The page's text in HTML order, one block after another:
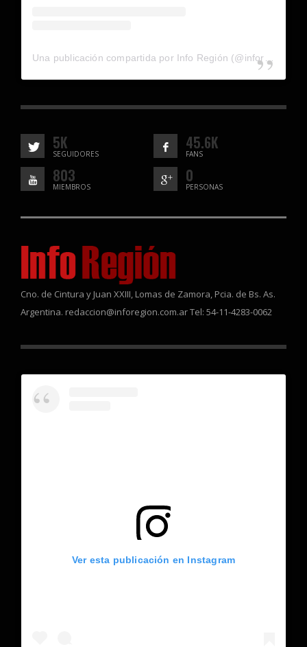
Una publicación compartida por Info Región (@inforegion_redes)
5K
SEGUIDORES
45.6K
FANS
803
MIEMBROS
0
PERSONAS
Cno. de Cintura y Juan XXIII, Lomas de Zamora, Pcia. de Bs. As.
Argentina. redaccion@inforegion.com.ar Tel: 54-11-4283-0062
Ver esta publicación en Instagram